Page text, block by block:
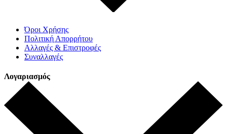
Όροι Χρήσης
Πολιτική Απορρήτου
Αλλαγές & Επιστροφές
Συναλλαγές
Λογαριασμός